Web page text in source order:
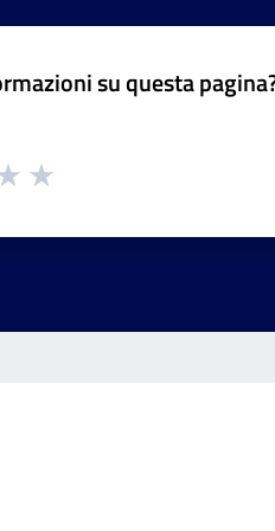
su questa